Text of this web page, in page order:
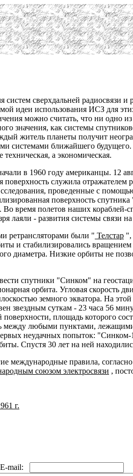
систем сверхдальней радиосвязи
идеи использования ИСЗ для
можно считать, что ни
значения, как системы
житель планеты получит
системами ближайшего
а экономическая.
в 1960 году американцы. 12
служила
проведенные с
поверхность
время полетов наших
лаяли - развития системы связи
ретрансляторами были " Телстар ",
и стабилизировались
диаметра. Низкие орбиты не
спутники "Синком" на
орбита. Угловая скорость
земного экватора. На
звездным суткам - 23 часа 56
площадь которого
между любыми пунктами,
неудачных попыток:
Спустя 30 лет на ней
международные правила,
союзом электросвязи ,
г.